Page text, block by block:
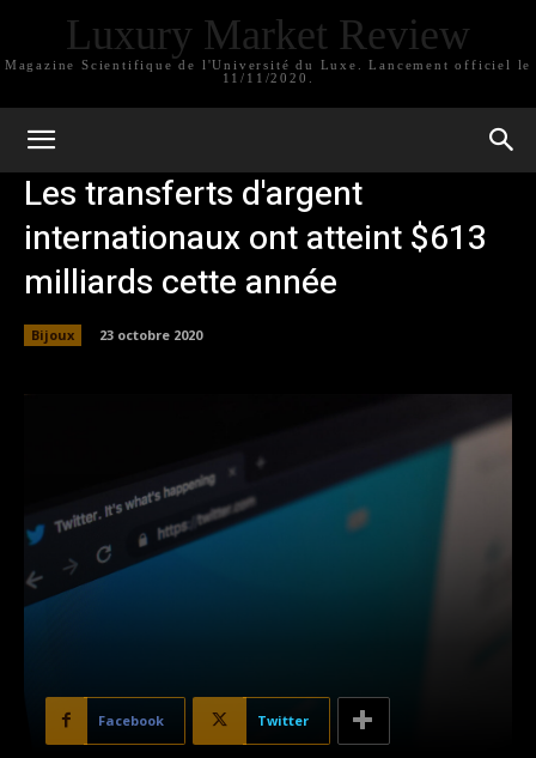
Luxury Market Review
Magazine Scientifique de l'Université du Luxe. Lancement officiel le
11/11/2020.
Les transferts d'argent
internationaux ont atteint $613
milliards cette année
Bijoux 23 octobre 2020
Facebook Twitter